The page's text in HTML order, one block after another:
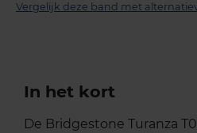
Vergelijk deze band met
In het kort
De Bridgestone Turanza